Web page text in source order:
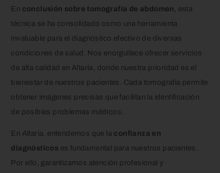
En conclusión sobre tomografía de abdomen
, esta
técnica se ha consolidado como una herramienta
invaluable para el diagnóstico efectivo de diversas
condiciones de salud. Nos enorgullece ofrecer servicios
de alta calidad en Altaria, donde nuestra prioridad es el
bienestar de nuestros pacientes. Cada tomografía permite
obtener imágenes precisas que facilitan la identificación
de posibles problemas médicos.
En Altaria, entendemos que la confianza en
diagnósticos es fundamental para nuestros pacientes.
Por ello, garantizamos atención profesional y